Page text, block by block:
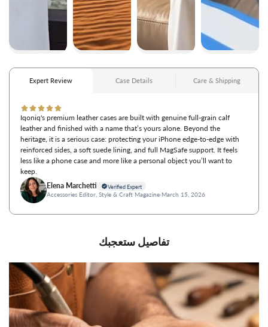
تفاصيل ستعجبك